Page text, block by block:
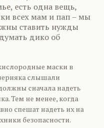
есть одна вещь,
всех мам и пап – мы
ставить нужды
дико об
маски в
слышали
сначала надеть
Тем не менее, когда
спешат надеть их на
безопасности.